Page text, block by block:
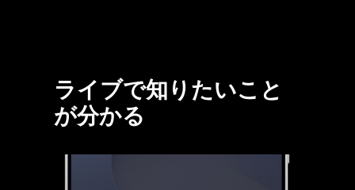
ライブで知りたいこと
が分かる